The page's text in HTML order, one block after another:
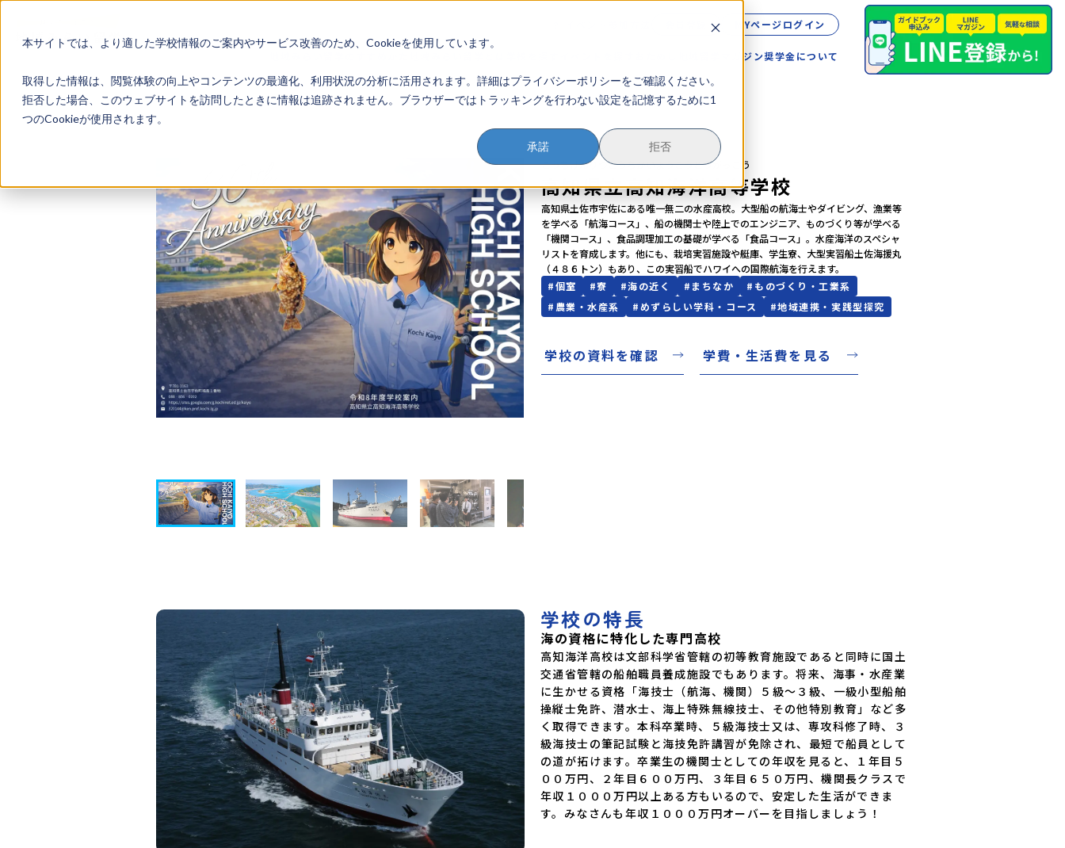
本サイトでは、より適した学校情報のご案内やサービス改善のため、Cookieを使用しています。
取得した情報は、閲覧体験の向上やコンテンツの最適化、利用状況の分析に活用されます。詳細はプライバシーポリシーをご確認ください。
拒否した場合、このウェブサイトを訪問したときに情報は追跡されません。ブラウザーではトラッキングを行わない設定を記憶するために1
つのCookieが使用されます。
承諾 拒否
MYページログイン
マガジン奨学金について
こうちけんりつこうちかいようこうとうがっこう
高知県立高知海洋高等学校
高知県土佐市宇佐にある唯一無二の水産高校。大型船の航海士やダイビング、漁業等
を学べる「航海コース」、船の機関士や陸上でのエンジニア、ものづくり等が学べる
「機関コース」、食品調理加工の基礎が学べる「食品コース」。水産海洋のスペシャ
リストを育成します。他にも、栽培実習施設や艇庫、学生寮、大型実習船土佐海援丸
（４８６トン）もあり、この実習船でハワイへの国際航海を行えます。
#個室 #寮 #海の近く # まちなか # ものづくり・工業系
# 農業・水産系 #めずらしい学科・コース #地域連携・実践型探究
学校の資料を確認 学費・生活費を見る
学校の特長
海の資格に特化した専門高校
高知海洋高校は文部科学省管轄の初等教育施設であると同時に国土
交通省管轄の船舶職員養成施設でもあります。将来、海事・水産業
に生かせる資格「海技士（航海、機関）５級〜３級、一級小型船舶
操縦士免許、潜水士、海上特殊無線技士、その他特別教育」など多
く取得できます。本科卒業時、５級海技士又は、専攻科修了時、３
級海技士の筆記試験と海技免許講習が免除され、最短で船員として
の道が拓けます。卒業生の機関士としての年収を見ると、１年目５
００万円、２年目６００万円、３年目６５０万円、機関長クラスで
年収１０００万円以上ある方もいるので、安定した生活ができま
す。みなさんも年収１０００万円オーバーを目指しましょう！